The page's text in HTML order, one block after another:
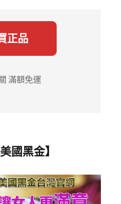
正品
滿額免運
美國黑金】